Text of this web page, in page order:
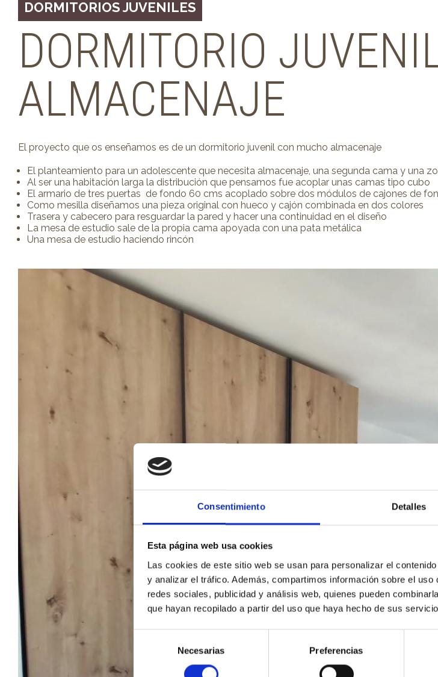
Consentimiento Detalles
Esta página web usa cookies
Las cookies de este sitio web se usan para personalizar el
y analizar el tráfico. Además, compartimos información sobre el
redes sociales, publicidad y análisis web, quienes pueden
que hayan recopilado a partir del uso que haya hecho de sus
consentimiento
Necesarias Preferencias
DORMITORIOS JUVENILES
DORMITORIO
ALMACENAJE
El proyecto que os enseñamos es de un dormitorio juvenil con mucho almacenaje
El planteamiento para un adolescente que necesita almacenaje, una segunda cama y una
Al ser una habitación larga la distribución que pensamos fue acoplar unas camas tipo cubo
El armario de tres puertas de fondo 60 cms acoplado sobre dos módulos de cajones de
Como mesilla diseñamos una pieza original con hueco y cajón combinada en dos colores
Trasera y cabecero para resguardar la pared y hacer una continuidad en el diseño
La mesa de estudio sale de la propia cama apoyada con una pata metálica
Una mesa de estudio haciendo rincón